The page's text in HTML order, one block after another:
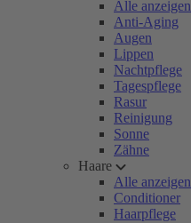
Alle anzeigen
Anti-Aging
Augen
Lippen
Nachtpflege
Tagespflege
Rasur
Reinigung
Sonne
Zähne
Haare
Alle anzeigen
Conditioner
Haarpflege